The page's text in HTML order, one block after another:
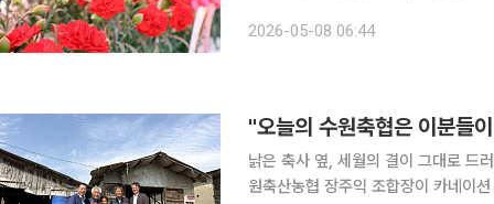
는 취지의 ‘어버이날’로 확대·제정됐
2026-05-08 06:44
낡은 축사 옆, 세월의 결이 그대로 드
원축산농협 장주익 조합장이 카네이